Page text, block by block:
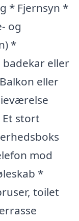
* Fjernsyn *
og
*
eller
eller
Et stort
mod
*
toilet